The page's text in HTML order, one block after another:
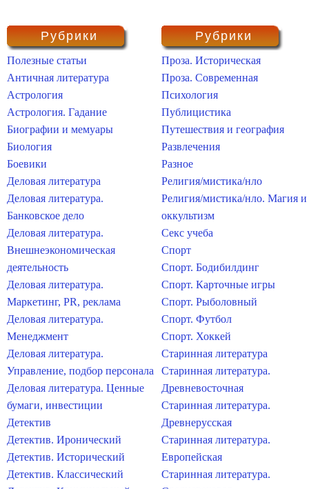
Рубрики
Полезные статьи
Античная литература
Астрология
Астрология. Гадание
Биографии и мемуары
Биология
Боевики
Деловая литература
Деловая литература.
Банковское дело
Деловая литература.
Внешнеэкономическая
деятельность
Деловая литература.
Маркетинг, PR, реклама
Деловая литература.
Менеджмент
Деловая литература.
Управление, подбор персонала
Деловая литература. Ценные
бумаги, инвестиции
Детектив
Детектив. Иронический
Детектив. Исторический
Детектив. Классический
Рубрики
Проза. Историческая
Проза. Современная
Психология
Публицистика
Путешествия и география
Развлечения
Разное
Религия/мистика/нло
Религия/мистика/нло. Магия и
оккультизм
Секс учеба
Спорт
Спорт. Бодибилдинг
Спорт. Карточные игры
Спорт. Рыболовный
Спорт. Футбол
Спорт. Хоккей
Старинная литература
Старинная литература.
Древневосточная
Старинная литература.
Древнерусская
Старинная литература.
Европейская
Старинная литература.